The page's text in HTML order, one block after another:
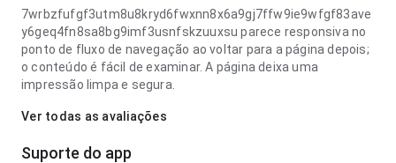
7wrbzfufgf3utm8u8kryd6fwxnn8x6a9gj7ffw9ie9wfgf83ave
y6geq4fn8sa8bg9imf3usnfskzuuxsu parece responsiva no
ponto de fluxo de navegação ao voltar para a página depois;
o conteúdo é fácil de examinar. A página deixa uma
impressão limpa e segura.
Ver todas as avaliações
Suporte do app